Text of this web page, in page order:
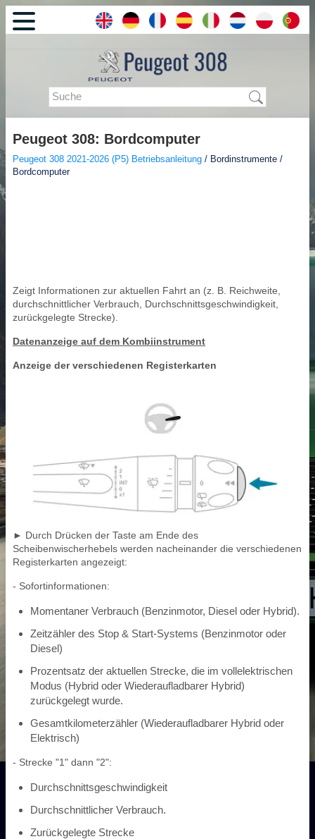
Peugeot 308: Bordcomputer
Peugeot 308 2021-2026 (P5) Betriebsanleitung / Bordinstrumente /
Bordcomputer
Zeigt Informationen zur aktuellen Fahrt an (z. B. Reichweite,
durchschnittlicher Verbrauch, Durchschnittsgeschwindigkeit,
zurückgelegte Strecke).
Datenanzeige auf dem Kombiinstrument
Anzeige der verschiedenen Registerkarten
► Durch Drücken der Taste am Ende des
Scheibenwischerhebels werden nacheinander die verschiedenen
Registerkarten angezeigt:
- Sofortinformationen:
Momentaner Verbrauch (Benzinmotor, Diesel oder Hybrid).
Zeitzähler des Stop & Start-Systems (Benzinmotor oder
Diesel)
Prozentsatz der aktuellen Strecke, die im vollelektrischen
Modus (Hybrid oder Wiederaufladbarer Hybrid)
zurückgelegt wurde.
Gesamtkilometerzähler (Wiederaufladbarer Hybrid oder
Elektrisch)
- Strecke "1" dann "2":
Durchschnittsgeschwindigkeit
Durchschnittlicher Verbrauch.
Zurückgelegte Strecke